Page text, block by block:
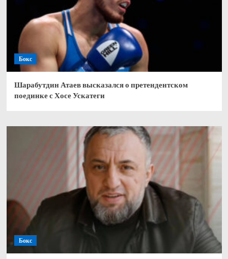
Бокс
Шарабутдин Атаев высказался о претендентском
поединке с Хосе Ускатеги
Бокс